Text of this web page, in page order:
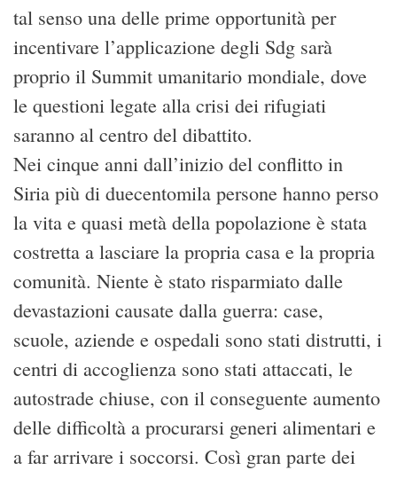
tal senso una delle prime opportunità per
incentivare l’applicazione degli Sdg sarà
proprio il Summit umanitario mondiale, dove
le questioni legate alla crisi dei rifugiati
saranno al centro del dibattito.
Nei cinque anni dall’inizio del conflitto in
Siria più di duecentomila persone hanno perso
la vita e quasi metà della popolazione è stata
costretta a lasciare la propria casa e la propria
comunità. Niente è stato risparmiato dalle
devastazioni causate dalla guerra: case,
scuole, aziende e ospedali sono stati distrutti, i
centri di accoglienza sono stati attaccati, le
autostrade chiuse, con il conseguente aumento
delle difficoltà a procurarsi generi alimentari e
a far arrivare i soccorsi. Così gran parte dei